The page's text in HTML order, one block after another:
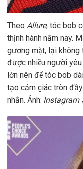
Theo Allure, tóc bob
thịnh hành năm nay.
gương mặt, lại không
được nhiều người
lớn nên để tóc bob
tạo cảm giác tròn
nhắn. Ảnh: Instagram